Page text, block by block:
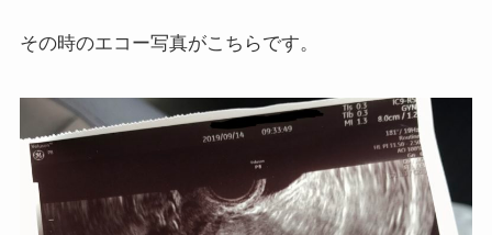
その時のエコー写真がこちらです。